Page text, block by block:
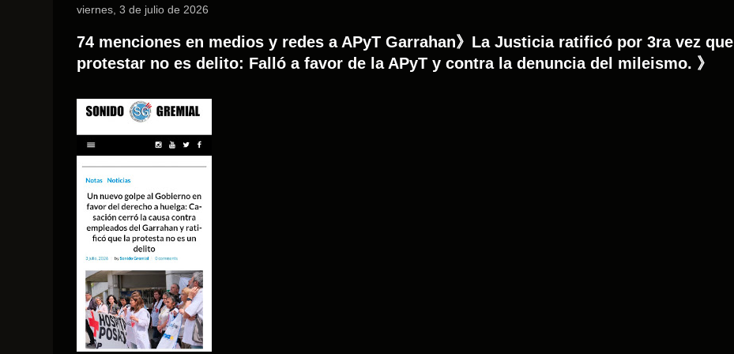
viernes, 3 de julio de 2026
74 menciones en medios y redes a APyT Garrahan》La Justicia ratificó por 3ra vez que
protestar no es delito: Falló a favor de la APyT y contra la denuncia del mileismo. 》